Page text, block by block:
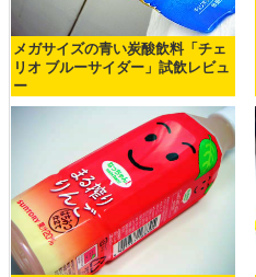
メガサイズの青い炭酸飲料「チェ
リオ ブルーサイダー」試飲レビュ
ー